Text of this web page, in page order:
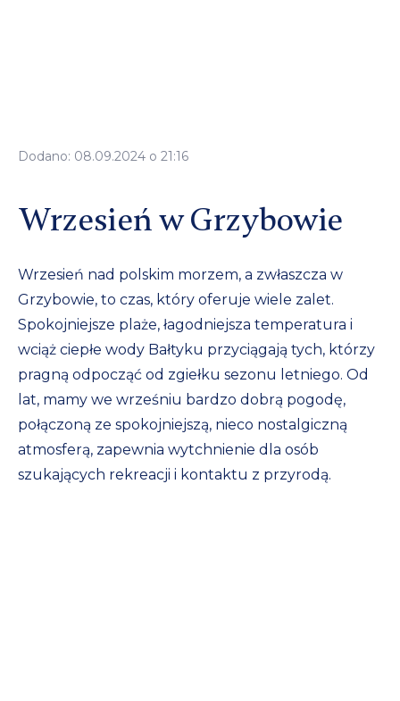
Dodano: 08.09.2024 o 21:16
Wrzesień w Grzybowie
Wrzesień nad polskim morzem, a zwłaszcza w
Grzybowie, to czas, który oferuje wiele zalet.
Spokojniejsze plaże, łagodniejsza temperatura i
wciąż ciepłe wody Bałtyku przyciągają tych, którzy
pragną odpocząć od zgiełku sezonu letniego. Od
lat, mamy we wrześniu bardzo dobrą pogodę,
połączoną ze spokojniejszą, nieco nostalgiczną
atmosferą, zapewnia wytchnienie dla osób
szukających rekreacji i kontaktu z przyrodą.